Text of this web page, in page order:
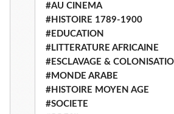
#AU CINEMA
#HISTOIRE 1789-1900
#EDUCATION
#LITTERATURE AFRICAINE
#ESCLAVAGE &
#MONDE ARABE
#HISTOIRE MOYEN AGE
#SOCIETE